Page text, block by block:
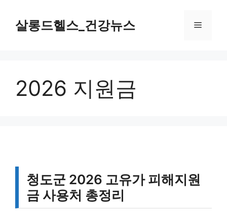
살롱드헬스_건강뉴스 메
2026 지원금
청도군 2026 고유가 피해지원
금 사용처 총정리